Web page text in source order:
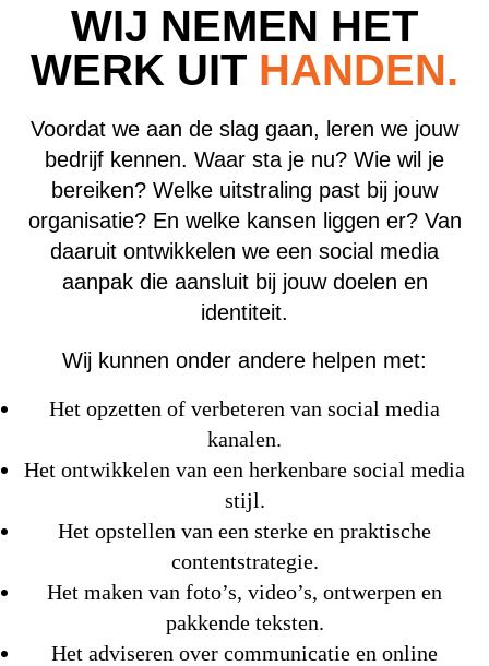
WIJ NEMEN HET
WERK UIT HANDEN.
Voordat we aan de slag gaan, leren we jouw
bedrijf kennen. Waar sta je nu? Wie wil je
bereiken? Welke uitstraling past bij jouw
organisatie? En welke kansen liggen er? Van
daaruit ontwikkelen we een social media
aanpak die aansluit bij jouw doelen en
identiteit.
Wij kunnen onder andere helpen met:
Het opzetten of verbeteren van social media
kanalen.
Het ontwikkelen van een herkenbare social media
stijl.
Het opstellen van een sterke en praktische
contentstrategie.
Het maken van foto’s, video’s, ontwerpen en
pakkende teksten.
Het adviseren over communicatie en online